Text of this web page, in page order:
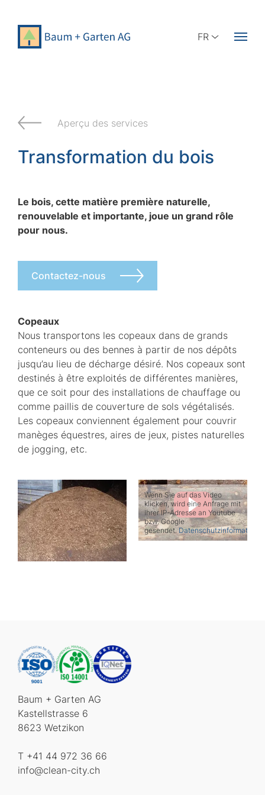
FR
Aperçu des services
Transformation du bois
Le bois, cette matière première naturelle,
renouvelable et importante, joue un grand rôle
pour nous.
Contactez-nous
Copeaux
Nous transportons les copeaux dans de grands
conteneurs ou des bennes à partir de nos dépôts
jusqu’au lieu de décharge désiré. Nos copeaux sont
destinés à être exploités de différentes manières,
que ce soit pour des installations de chauffage ou
comme paillis de couverture de sols végétalisés.
Les copeaux conviennent également pour couvrir
manèges équestres, aires de jeux, pistes naturelles
de jogging, etc.
Wenn Sie auf das Video
klicken, wird eine Anfrage mit
Ihrer IP-Adresse an Youtube
bzw. Google
gesendet.
Baum + Garten AG
Kastellstrasse 6
8623 Wetzikon
T +41 44 972 36 66
info@clean-city.ch